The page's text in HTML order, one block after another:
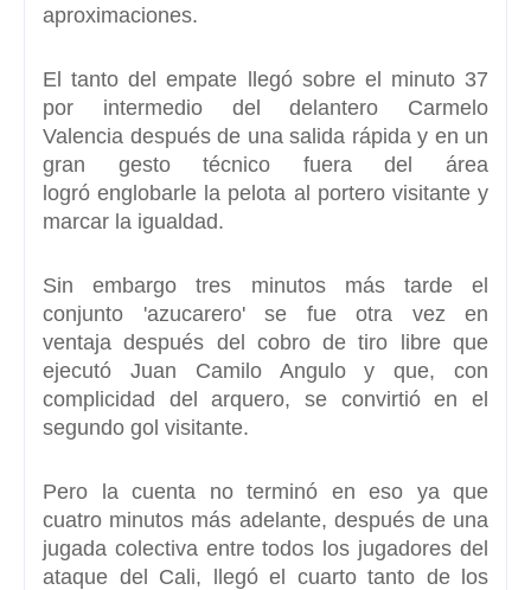
aproximaciones.
El tanto del empate llegó sobre el minuto 37
por intermedio del delantero Carmelo
Valencia después de una salida rápida y en un
gran gesto técnico fuera del área
logróenglobarle la pelota al portero visitantey
marcar la igualdad.
Sin embargo tres minutos más tarde el
conjunto 'azucarero' se fue otra vez en
ventajadespués del cobro de tiro libre que
ejecutó Juan Camilo Anguloy que, con
complicidad del arquero, se convirtió en el
segundo gol visitante.
Pero la cuenta no terminó en eso ya que
cuatro minutos más adelante, después de una
jugada colectiva entre todos los jugadores del
ataque del Cali, llegó el cuarto tanto de los